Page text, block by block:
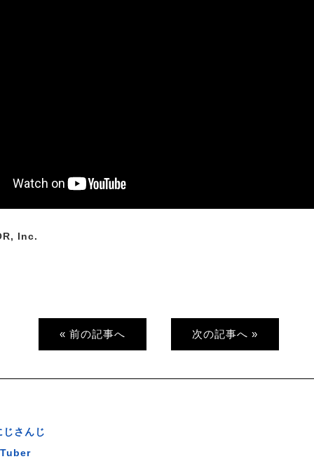
Inc.
« 前の記事へ 次の記事へ »
じさんじ